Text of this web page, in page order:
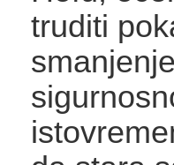
truditi